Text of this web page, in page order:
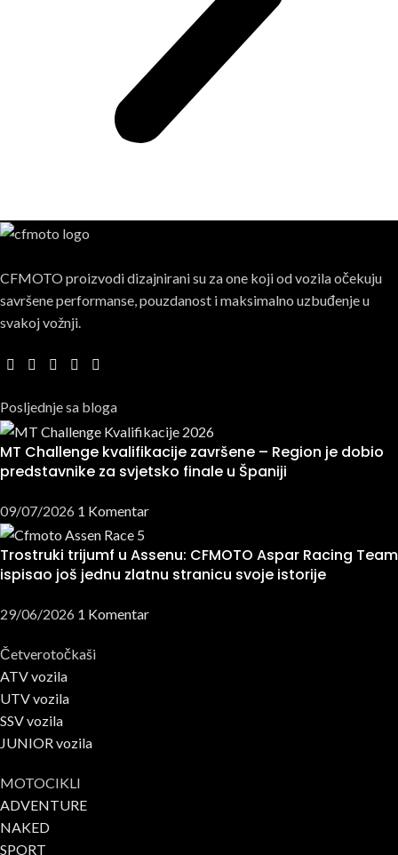
CFMOTO proizvodi dizajnirani su za one koji od vozila očekuju
savršene performanse, pouzdanost i maksimalno uzbuđenje u
svakoj vožnji.
Posljednje sa bloga
MT Challenge kvalifikacije završene – Region je dobio
predstavnike za svjetsko finale u Španiji
09/07/2026 1 Komentar
Trostruki trijumf u Assenu: CFMOTO Aspar Racing Team
ispisao još jednu zlatnu stranicu svoje istorije
29/06/2026 1 Komentar
Četverotočkaši
ATV vozila
UTV vozila
SSV vozila
JUNIOR vozila
MOTOCIKLI
ADVENTURE
NAKED
SPORT